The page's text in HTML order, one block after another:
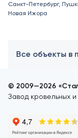
Санкт-Петербург,
Новая Ижора
Все объекты в
© 2009—2026
Завод кровельных